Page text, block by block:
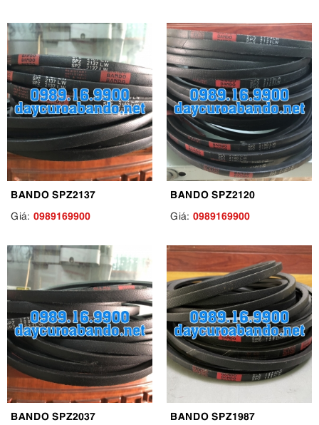
BANDO SPZ2137
Giá: 0989169900
BANDO SPZ2120
Giá: 0989169900
BANDO SPZ2037 BANDO SPZ1987